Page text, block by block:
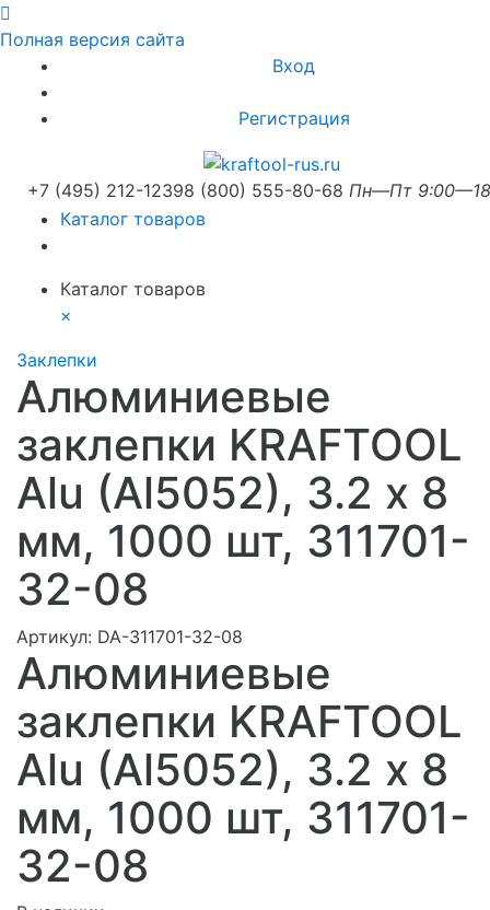
Полная версия сайта
Вход
Регистрация
+7 (495) 212-12398 (800) 555-80-68 Пн—Пт
Каталог товаров
Каталог товаров
×
Заклепки
Алюминиевые
заклепки KRAFTOOL
Alu (Al5052), 3.2 х 8
мм, 1000 шт, 311701-
32-08
Артикул: DA-311701-32-08
Алюминиевые
заклепки KRAFTOOL
Alu (Al5052), 3.2 х 8
мм, 1000 шт, 311701-
32-08